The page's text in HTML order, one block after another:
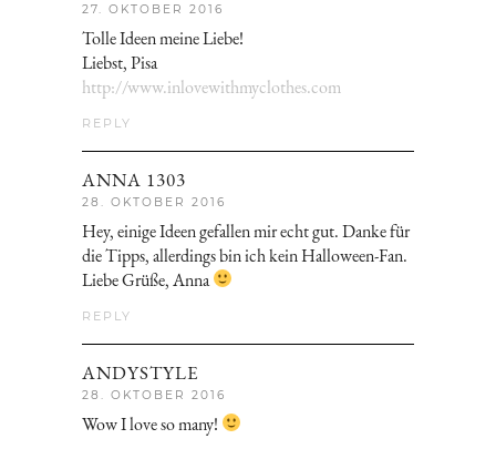
27. OKTOBER 2016
Tolle Ideen meine Liebe!
Liebst, Pisa
http://www.inlovewithmyclothes.com
REPLY
ANNA 1303
28. OKTOBER 2016
Hey, einige Ideen gefallen mir echt gut. Danke für
die Tipps, allerdings bin ich kein Halloween-Fan.
Liebe Grüße, Anna
REPLY
ANDYSTYLE
28. OKTOBER 2016
Wow I love so many!